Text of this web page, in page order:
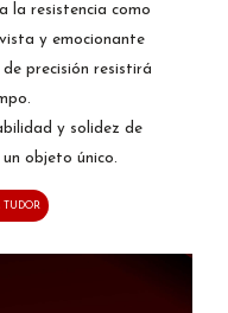
la resistencia como
y emocionante
precisión resistirá
y solidez de
objeto único.
TUDOR